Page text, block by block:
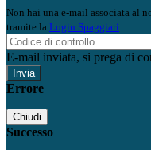
Non hai una e-mail associata al
tramite la Login Spaggiari
E-mail inviata, si prega di
Errore
Chiudi
Successo